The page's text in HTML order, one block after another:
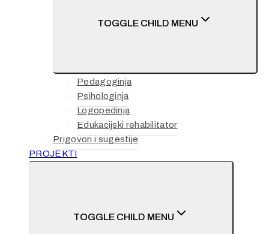
TOGGLE CHILD MENU
Pedagoginja
Psihologinja
Logopedinja
Edukacijski rehabilitator
Prigovori i sugestije
PROJEKTI
TOGGLE CHILD MENU